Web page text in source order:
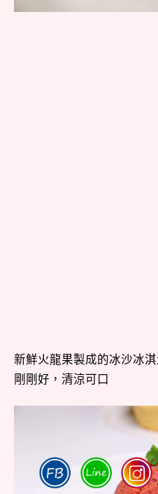
新鮮火龍果製成的冰沙冰
剛剛好，清涼可口